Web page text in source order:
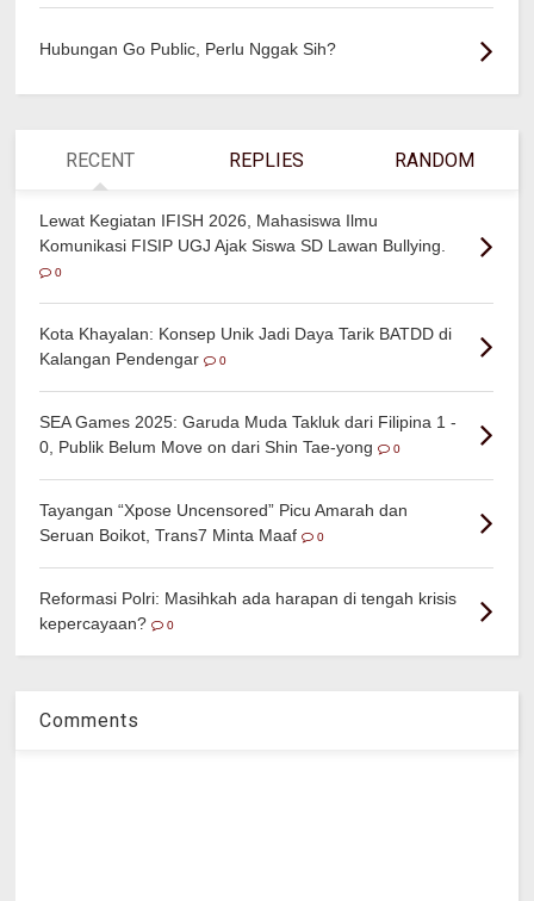
Hubungan Go Public, Perlu Nggak Sih?
RECENT REPLIES RANDOM
Lewat Kegiatan IFISH 2026, Mahasiswa Ilmu
Komunikasi FISIP UGJ Ajak Siswa SD Lawan Bullying.
0
Kota Khayalan: Konsep Unik Jadi Daya Tarik BATDD di
Kalangan Pendengar
0
SEA Games 2025: Garuda Muda Takluk dari Filipina 1 -
0, Publik Belum Move on dari Shin Tae-yong
0
Tayangan “Xpose Uncensored” Picu Amarah dan
Seruan Boikot, Trans7 Minta Maaf
0
Reformasi Polri: Masihkah ada harapan di tengah krisis
kepercayaan?
0
Comments